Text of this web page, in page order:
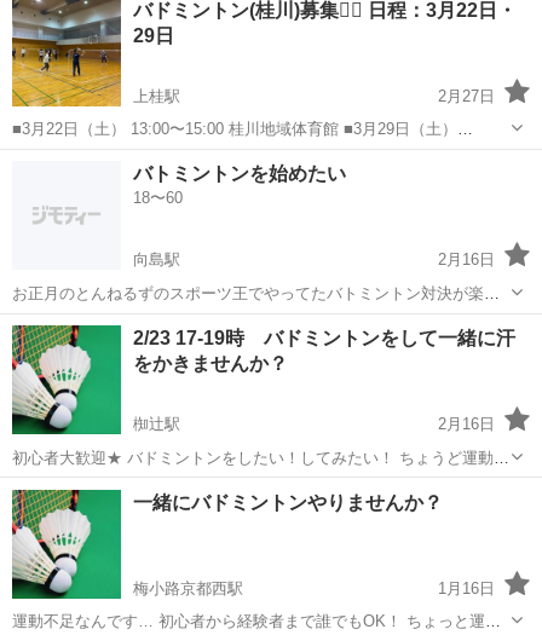
て操作するお仕事です。 【取扱製品詳細】ガラス長繊維 。＋お仕事探
しはコンシェルスタッフ...
バドミントン(桂川)募集🙋‍♂️ 日程：3月22日・
29日
上桂駅
2月27日
■3月22日（土） 13:00〜15:00 桂川地域体育館 ■3月29日（土）
19:00〜21:00 桂川地域体育館 上記の日程・場所でバドミントンを開催
します🏸 レベル差は参加者によりバラバラになるので、楽しむこと
上桂駅 バドミントン
バトミントンを始めたい
18〜60
向島駅
2月16日
お正月のとんねるずのスポーツ王でやってたバトミントン対決が楽し
かったのでやりたくなりました。 初心者ですが、和気あいあいとたの
しめたらいいかなっておもっている170cm*60kgの58歳の男性です。
よろしくお願いいたします🙇
京都 宇治市 バドミントン バトミントン
2/23 17-19時 バドミントンをして一緒に汗
をかきませんか？
椥辻駅
2月16日
初心者大歓迎★ バドミントンをしたい！してみたい！ ちょうど運動不
足だった！ バドミントンでいい汗かきませんか？ 今後も定期的に企画
していきたいと思います🎵 今回限りもOK、継続して考えている方も
京都 京都市 椥辻駅 バドミントン 一緒に
一緒にバドミントンやりませんか？
梅小路京都西駅
1月16日
運動不足なんです… 初心者から経験者まで誰でもOK！ ちょっと運動